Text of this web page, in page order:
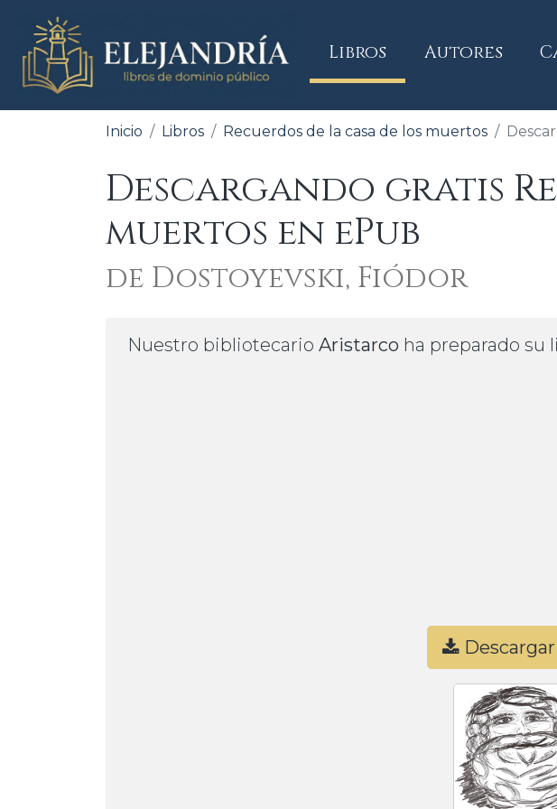
Libros(current)
Autores
Inicio Libros Recuerdos de la casa de los muertos
Descargando gratis
muertos en ePub
de Dostoyevski, Fiódor
Nuestro bibliotecario Aristarco ha preparado su